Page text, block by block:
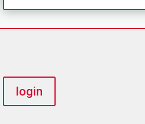
login